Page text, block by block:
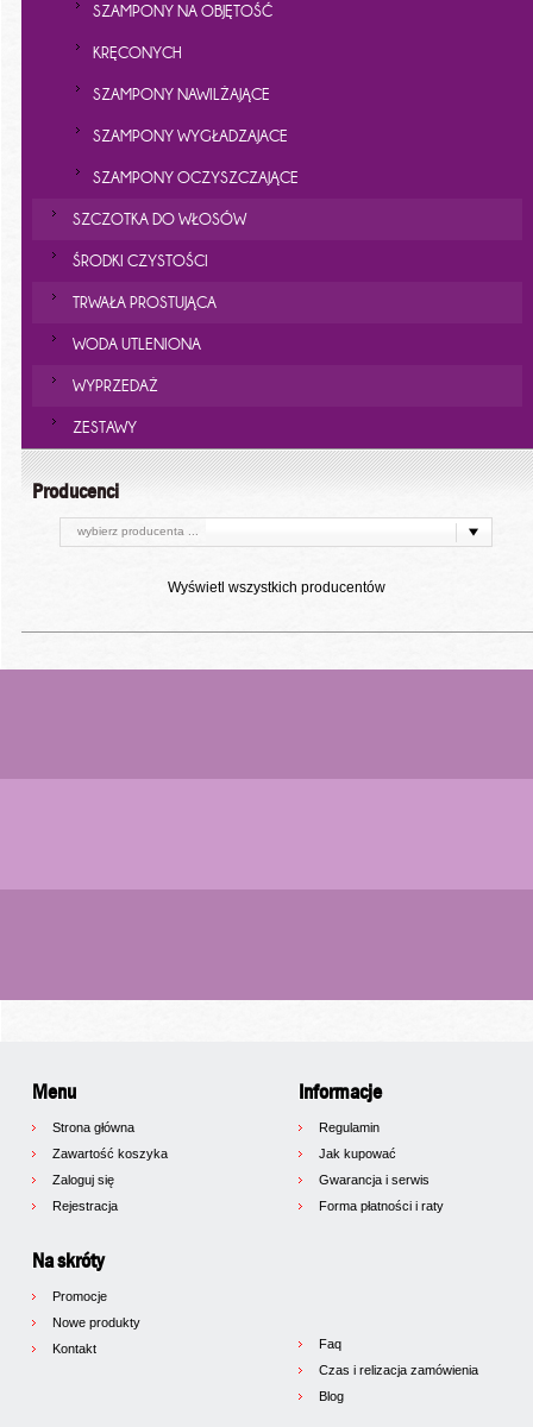
SZAMPONY NA OBJĘTOŚĆ
KRĘCONYCH
SZAMPONY NAWILŻAJĄCE
SZAMPONY WYGŁADZAJACE
SZAMPONY OCZYSZCZAJĄCE
SZCZOTKA DO WŁOSÓW
ŚRODKI CZYSTOŚCI
TRWAŁA PROSTUJĄCA
WODA UTLENIONA
WYPRZEDAŻ
ZESTAWY
Producenci
wybierz producenta ...
Wyświetl wszystkich producentów
Menu
Strona główna
Zawartość koszyka
Zaloguj się
Rejestracja
Na skróty
Promocje
Nowe produkty
Kontakt
Informacje
Regulamin
Jak kupować
Gwarancja i serwis
Forma płatności i raty
Faq
Czas i relizacja zamówienia
Blog